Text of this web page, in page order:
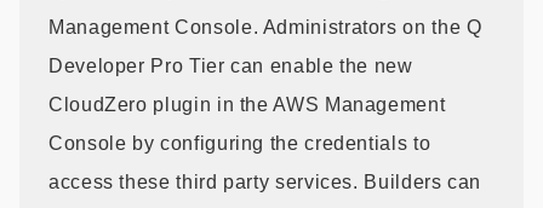
Management Console. Administrators on the Q
Developer Pro Tier can enable the new
CloudZero plugin in the AWS Management
Console by configuring the credentials to
access these third party services. Builders can